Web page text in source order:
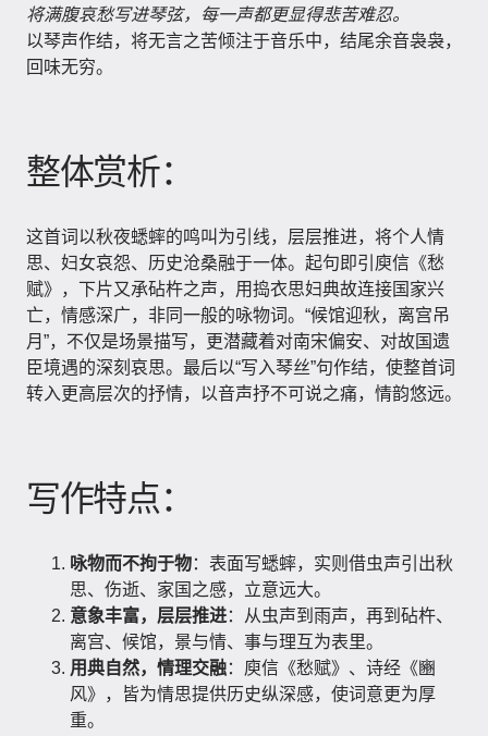
将满腹哀愁写进琴弦，每一声都更显得悲苦难忍。
以琴声作结，将无言之苦倾注于音乐中，结尾余音袅袅，
回味无穷。
整体赏析：
这首词以秋夜蟋蟀的鸣叫为引线，层层推进，将个人情
思、妇女哀怨、历史沧桑融于一体。起句即引庾信《愁
赋》，下片又承砧杵之声，用捣衣思妇典故连接国家兴
亡，情感深广，非同一般的咏物词。“候馆迎秋，离宫吊
月”，不仅是场景描写，更潜藏着对南宋偏安、对故国遗
臣境遇的深刻哀思。最后以“写入琴丝”句作结，使整首词
转入更高层次的抒情，以音声抒不可说之痛，情韵悠远。
写作特点：
咏物而不拘于物：表面写蟋蟀，实则借虫声引出秋
思、伤逝、家国之感，立意远大。
意象丰富，层层推进：从虫声到雨声，再到砧杵、
离宫、候馆，景与情、事与理互为表里。
用典自然，情理交融：庾信《愁赋》、诗经《豳
风》，皆为情思提供历史纵深感，使词意更为厚
重。